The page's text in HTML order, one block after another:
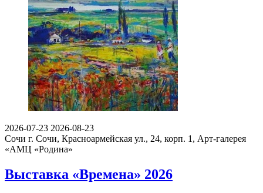
2026-07-23 2026-08-23
Сочи г. Сочи, Красноармейская ул., 24, корп. 1, Арт-галерея
«АМЦ «Родина»
Выставка «Времена» 2026